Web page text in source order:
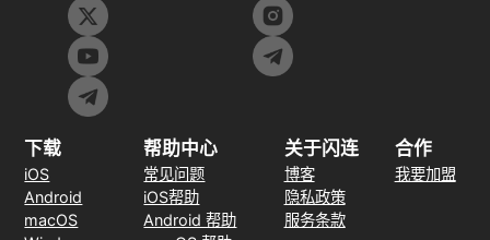
下载
iOS
Android
macOS
帮助中心
常见问题
iOS帮助
Android 帮助
关于闪连
博客
隐私政策
服务条款
合作
我要加盟